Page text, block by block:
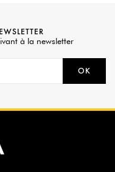
à la newsletter
OK